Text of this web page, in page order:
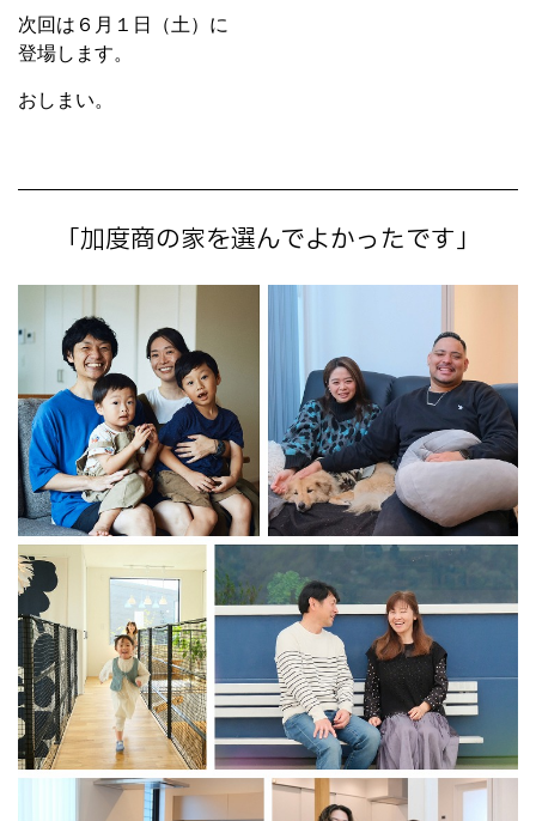
次回は６月１日（土）に
登場します。
おしまい。
「加度商の家を選んでよかったです」